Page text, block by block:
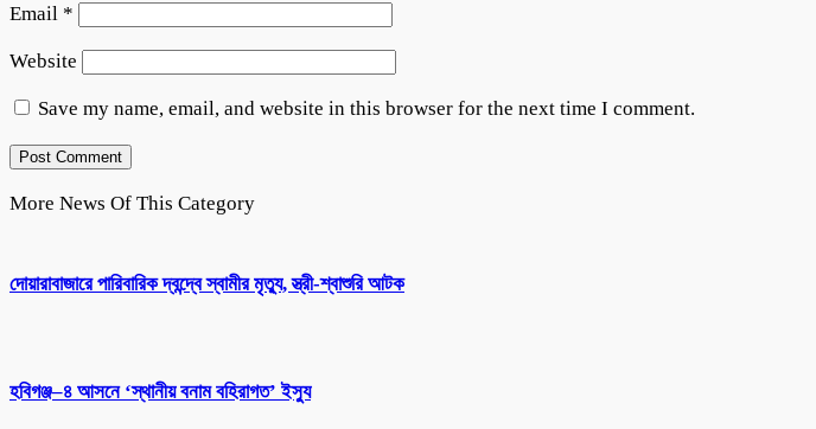
Email *
Website
Save my name, email, and website in this browser for the next time I comment.
More News Of This Category
দোয়ারাবাজারে পারিবারিক দ্বন্দ্বে স্বামীর মৃত্যু, স্ত্রী-শ্বাশুরি আটক
হবিগঞ্জ–৪ আসনে ‘স্থানীয় বনাম বহিরাগত’ ইস্যু